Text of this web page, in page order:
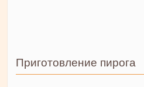
Приготовление пирога